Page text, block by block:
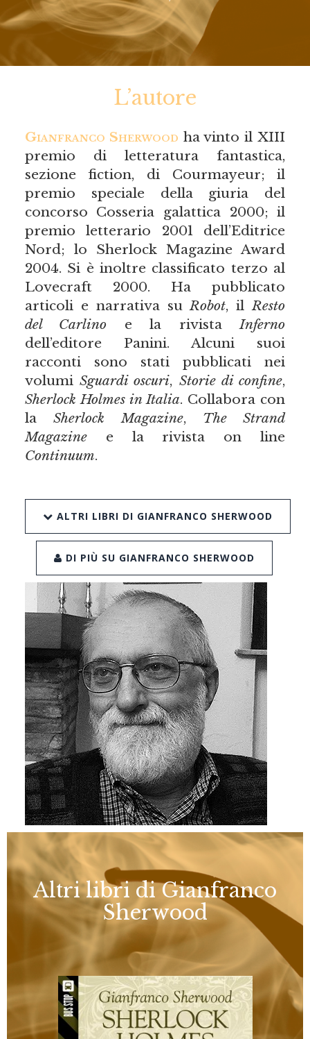
L’autore
Gianfranco Sherwood ha vinto il XIII
premio di letteratura fantastica,
sezione fiction, di Courmayeur; il
premio speciale della giuria del
concorso Cosseria galattica 2000; il
premio letterario 2001 dell’Editrice
Nord; lo Sherlock Magazine Award
2004. Si è inoltre classificato terzo al
Lovecraft 2000. Ha pubblicato
articoli e narrativa suRobot, ilResto
del Carlino e la rivistaInferno
dell’editore Panini. Alcuni suoi
racconti sono stati pubblicati nei
volumiSguardi oscuri, Storie di confine,
Sherlock Holmes in Italia. Collabora con
laSherlock Magazine, The Strand
Magazinee la rivista on line
Continuum.
ALTRI LIBRI DI GIANFRANCO SHERWOOD
DI PIÙ SU GIANFRANCO SHERWOOD
Altri libri di Gianfranco
Sherwood